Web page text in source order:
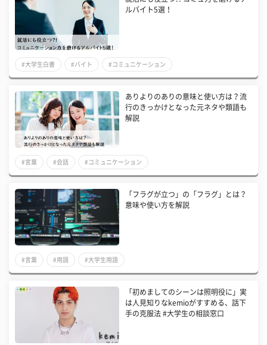
ルバイト5選！
#大学生白書 #バイト #コミュニケーション
ありよりのありの意味と使い方は？流
行のきっかけとなった元ネタや類語も
解説
#言葉 #会話 #コミュニケーション
「フラグが立つ」の「フラグ」とは？
意味や使い方を解説
#言葉 #用語 #大学生用語
「初めましてのシーンは照明役に」実
は人見知りなkemioがすすめる、話下
手の克服法 #大学生の相談窓口